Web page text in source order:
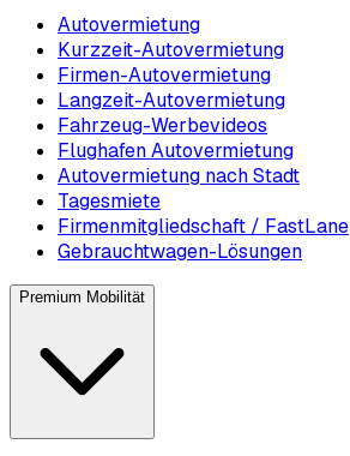
Autovermietung
Kurzzeit-Autovermietung
Firmen-Autovermietung
Langzeit-Autovermietung
Fahrzeug-Werbevideos
Flughafen Autovermietung
Autovermietung nach Stadt
Tagesmiete
Firmenmitgliedschaft / FastLane
Gebrauchtwagen-Lösungen
Premium Mobilität